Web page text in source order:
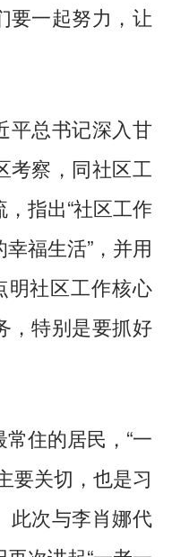
要一起努力，让
总书记深入甘
考察，同社区工
指出“社区工作
福生活”，并用
明社区工作核心
，特别是要抓好
住的居民，“一
要关切，也是习
此次与李肖娜代